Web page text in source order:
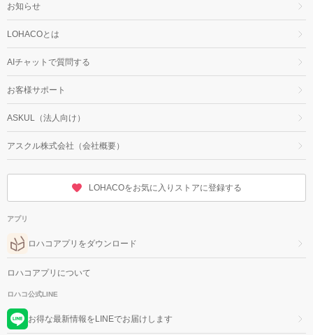
お知らせ
LOHACOとは
AIチャットで質問する
お客様サポート
ASKUL（法人向け）
アスクル株式会社（会社概要）
LOHACOをお気に入りストアに登録する
アプリ
ロハコアプリをダウンロード
ロハコアプリについて
ロハコ公式LINE
お得な最新情報をLINEでお届けします